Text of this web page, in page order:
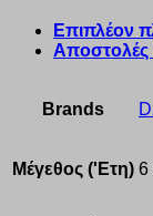
Επιπλέον
Αποστολές
Brands
Μέγεθος ('Ετη) 6